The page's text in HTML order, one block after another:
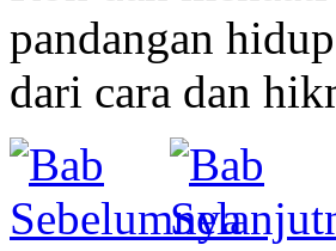
pandangan
dari cara dan